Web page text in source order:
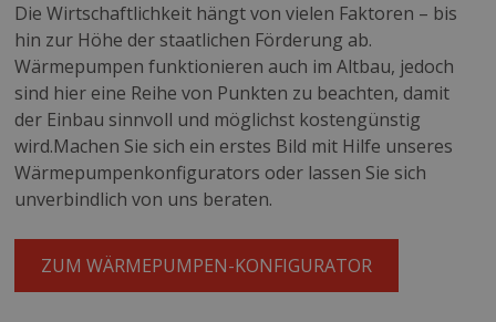
Die Wirtschaftlichkeit hängt von vielen Faktoren – bis
hin zur Höhe der staatlichen Förderung ab.
Wärmepumpen funktionieren auch im Altbau, jedoch
sind hier eine Reihe von Punkten zu beachten, damit
der Einbau sinnvoll und möglichst kostengünstig
wird.Machen Sie sich ein erstes Bild mit Hilfe unseres
Wärmepumpenkonfigurators oder lassen Sie sich
unverbindlich von uns beraten.
ZUM WÄRMEPUMPEN-KONFIGURATOR